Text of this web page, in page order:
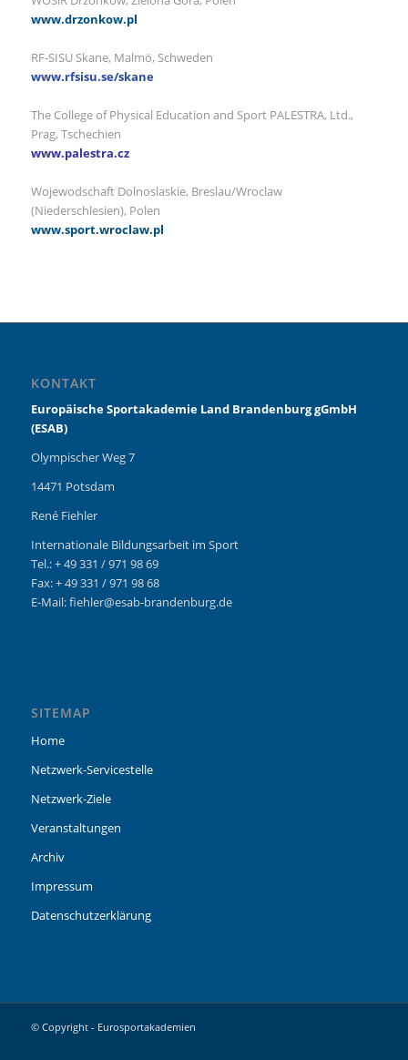
www.drzonkow.pl
RF-SISU Skane, Malmö, Schweden
www.rfsisu.se/skane
The College of Physical Education and Sport PALESTRA, Ltd.,
Prag, Tschechien
www.palestra.cz
Wojewodschaft Dolnoslaskie, Breslau/Wroclaw
(Niederschlesien), Polen
www.sport.wroclaw.pl
KONTAKT
Europäische Sportakademie Land Brandenburg gGmbH
(ESAB)
Olympischer Weg 7
14471 Potsdam
René Fiehler
Internationale Bildungsarbeit im Sport
Tel.: + 49 331 / 971 98 69
Fax: + 49 331 / 971 98 68
E-Mail: fiehler@esab-brandenburg.de
SITEMAP
Home
Netzwerk-Servicestelle
Netzwerk-Ziele
Veranstaltungen
Archiv
Impressum
Datenschutzerklärung
© Copyright - Eurosportakademien